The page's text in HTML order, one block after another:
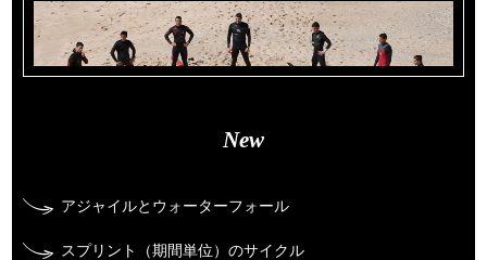
New
アジャイルとウォーターフォール
スプリント（期間単位）のサイクル